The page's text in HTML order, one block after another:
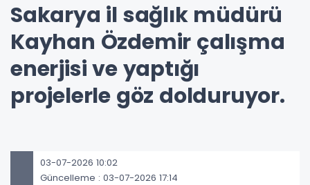
Sakarya il sağlık müdürü
Kayhan Özdemir çalışma
enerjisi ve yaptığı
projelerle göz dolduruyor.
03-07-2026 10:02
Güncelleme : 03-07-2026 17:14